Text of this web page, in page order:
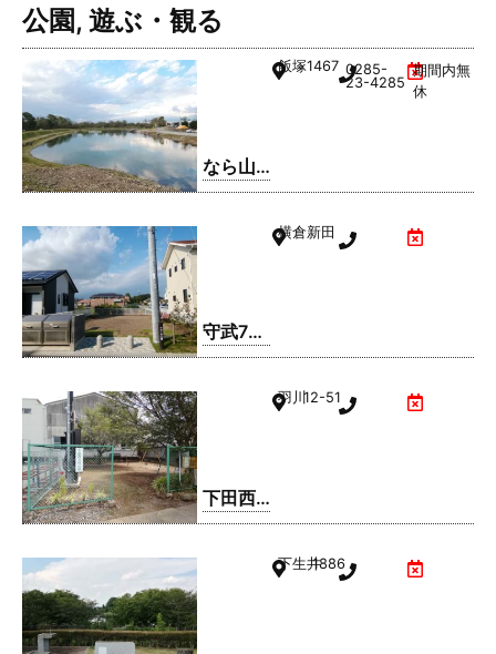
公園, 遊ぶ・観る
なら山
沼漁場
飯塚1467 0285-
23-4285
期間内無
休
守武7号
公園
横倉新田
下田西3
号公園
羽川12-51
下生井1886